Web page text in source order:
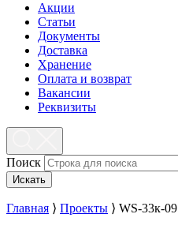
Акции
Статьи
Документы
Доставка
Хранение
Оплата и возврат
Вакансии
Реквизиты
Поиск
Искать
Главная ⟩ Проекты ⟩ WS-33к-09